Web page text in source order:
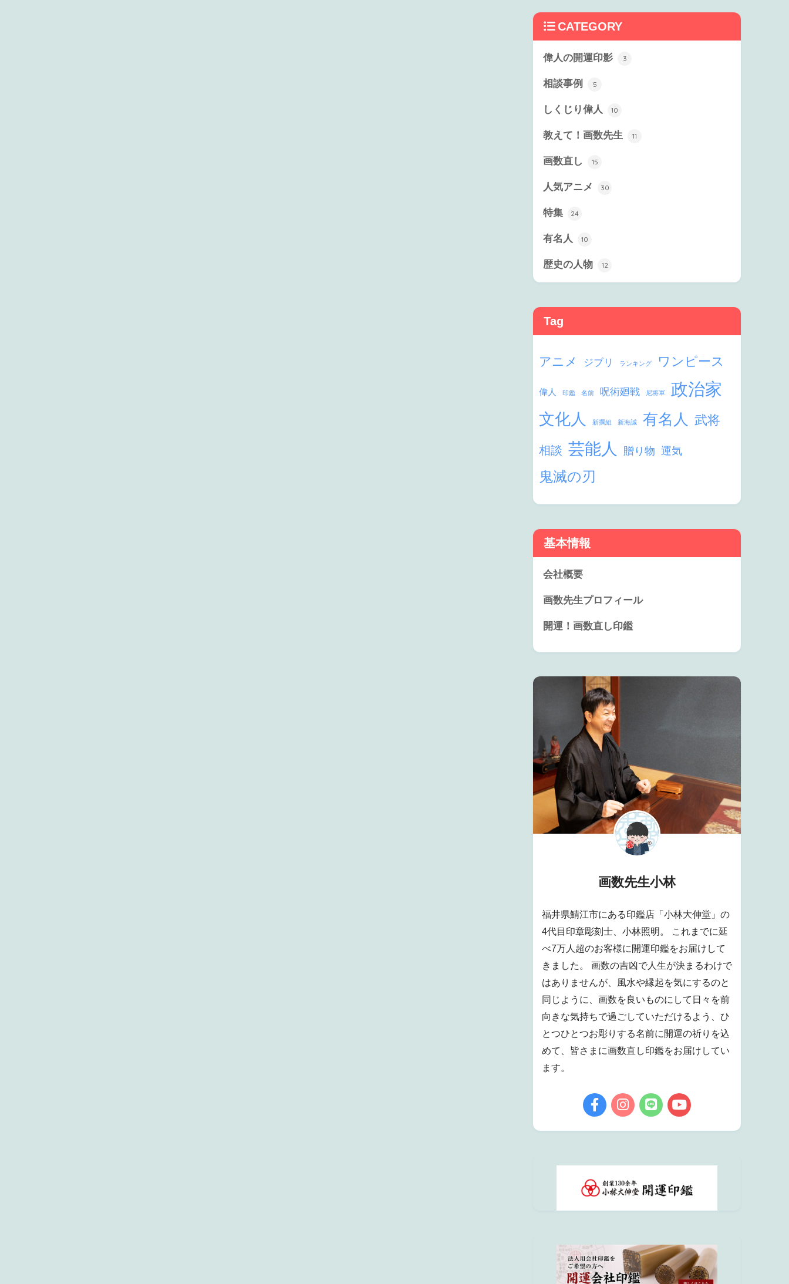
CATEGORY
偉人の開運印影 3
相談事例 5
しくじり偉人 10
教えて！画数先生 11
画数直し 15
人気アニメ 30
特集 24
有名人 10
歴史の人物 12
Tag
アニメ ジブリ ランキング ワンピース
偉人 印鑑 名前 呪術廻戦 尼将軍 政治家
文化人 新撰組 新海誠 有名人 武将
相談 芸能人 贈り物 運気
鬼滅の刃
基本情報
会社概要
画数先生プロフィール
開運！画数直し印鑑
画数先生小林
福井県鯖江市にある印鑑店「小林大伸堂」の
4代目印章彫刻士、小林照明。 これまでに延
べ7万人超のお客様に開運印鑑をお届けして
きました。 画数の吉凶で人生が決まるわけで
はありませんが、風水や縁起を気にするのと
同じように、画数を良いものにして日々を前
向きな気持ちで過ごしていただけるよう、ひ
とつひとつお彫りする名前に開運の祈りを込
めて、皆さまに画数直し印鑑をお届けしてい
ます。